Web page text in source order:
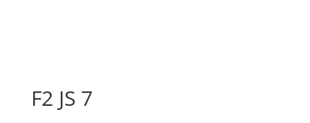
F2 JS 7